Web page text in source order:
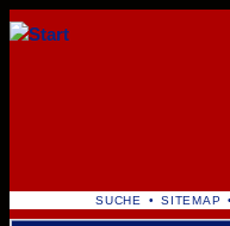
NAVIGATION
ÜBERSPRINGEN
SUCHE SITEMAP